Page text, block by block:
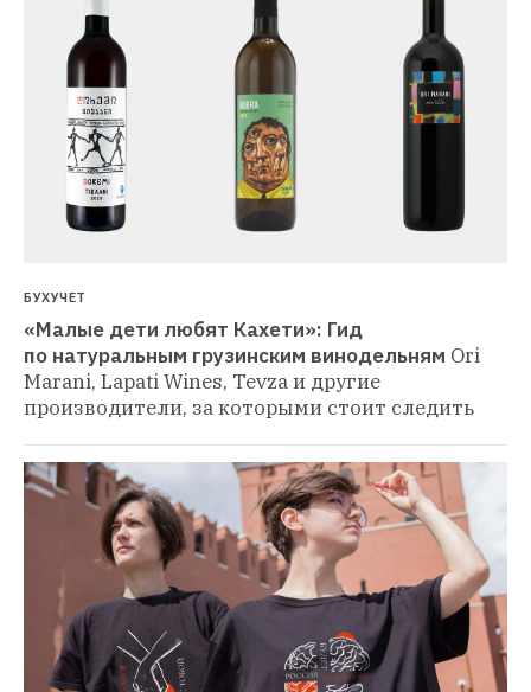
БУХУЧЕТ
«Малые дети любят Кахети»: Гид
по натуральным грузинским винодельням Ori
Marani, Lapati Wines, Tevza и другие
производители, за которыми стоит следить